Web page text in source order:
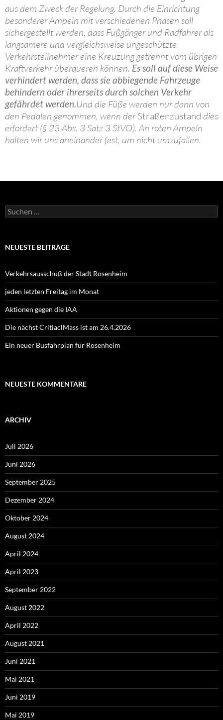
aus dem Zweck der Regelung. Durch die Einrichtung
besonderer Ampeln mit verschiedenen Phasen soll
sichergestellt werden, dass Fußgänger und Radfahrer als
langsamere und vergleichsweise ungeschützte
Verkehrsteilnehmer eine Kreuzung getrennt vom übrigen
Kraftverkehr überqueren können. Es soll auf diese Weise
verhindert werden, dass sie abbiegende Fahrzeuge
behindern oder ihrerseits durch solchen Verkehr
gefährdet werden.Und die Füße werden nur dann von
den Pedalen genommen, wenn derStraßenzustand dies
erfordert (§ 23 Abs. 3 Satz 3 StVO). An roten Ampeln
halten wir uns aneinander fest, um nicht umzufallen.
Suchen
nach:
NEUESTE BEITRÄGE
Verkehrsausschuß der Stadt Rosenheim
jeden letzten Freitag im Monat
Aktionen gegen die IAA
Die nächst CritiaclMass ist am 26.4.2026
Ein neuer Busfahrplan für Rosenheim
NEUESTE KOMMENTARE
ARCHIV
Juli 2026
Juni 2026
September 2025
Dezember 2024
Oktober 2024
August 2024
April 2024
April 2023
September 2022
August 2022
April 2022
August 2021
Juni 2021
Mai 2021
Juni 2019
Mai 2019